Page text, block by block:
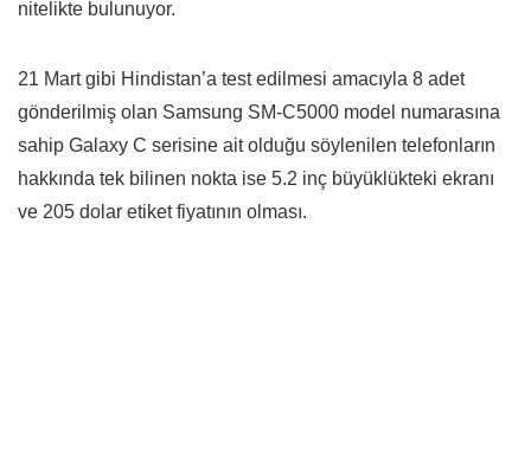
nitelikte bulunuyor.
21 Mart gibi Hindistan’a test edilmesi amacıyla 8 adet
gönderilmiş olan Samsung SM-C5000 model numarasına
sahip Galaxy C serisine ait olduğu söylenilen telefonların
hakkında tek bilinen nokta ise 5.2 inç büyüklükteki ekranı
ve 205 dolar etiket fiyatının olması.